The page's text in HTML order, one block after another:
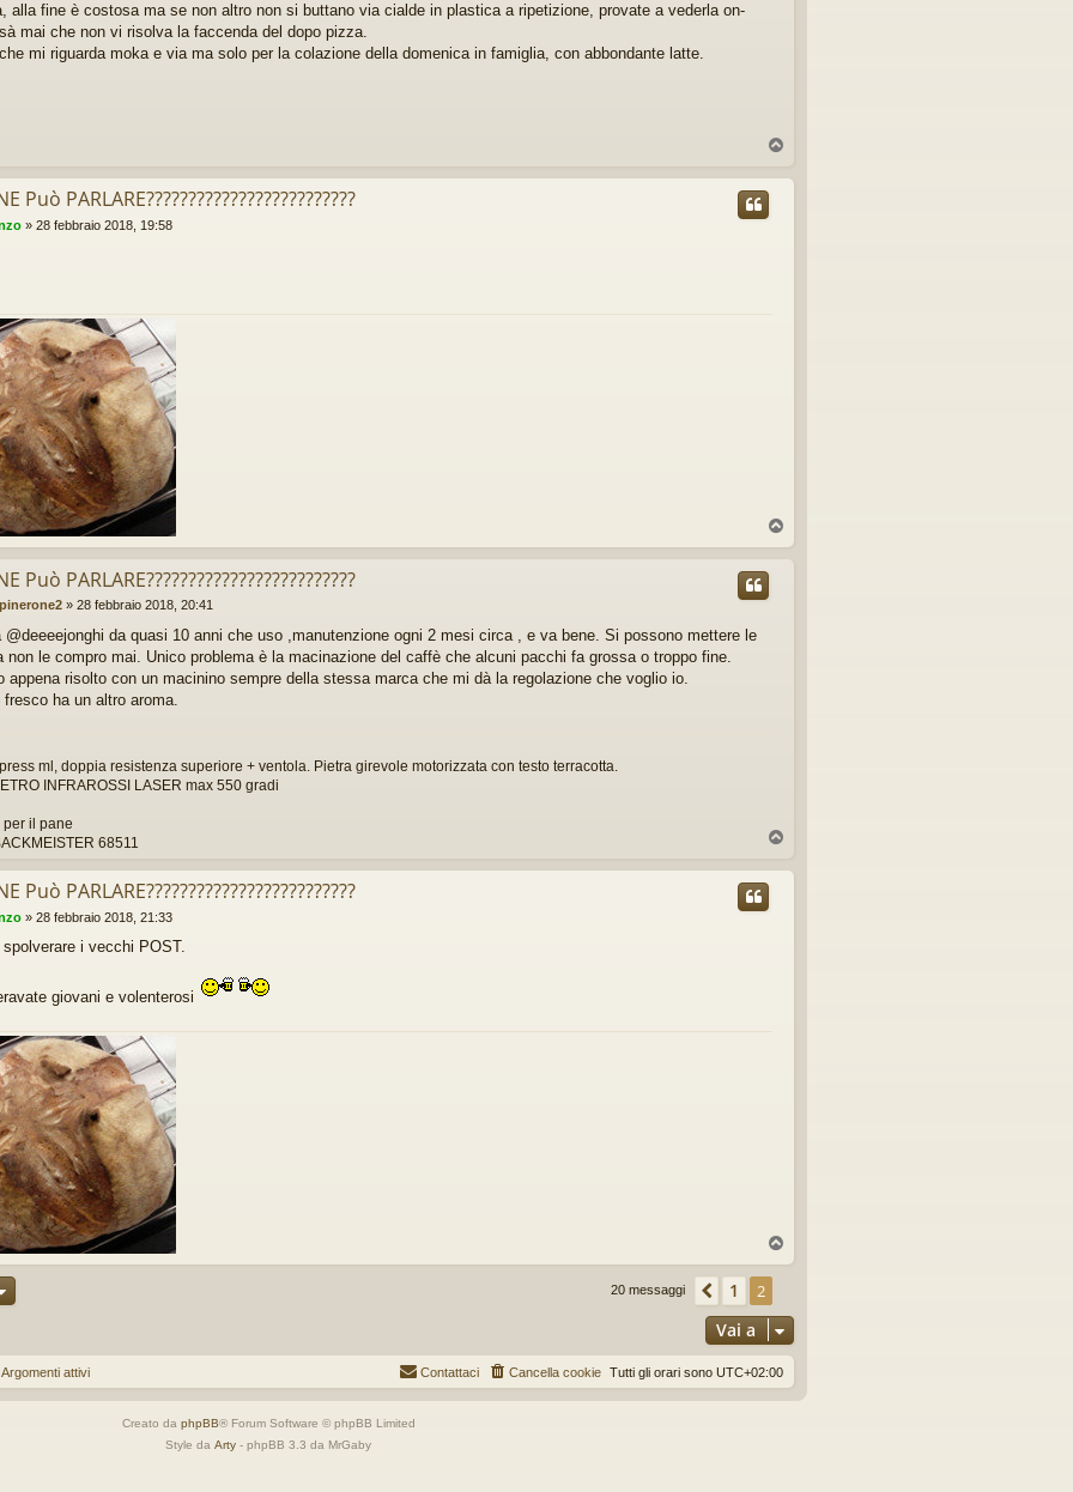
alla fine è costosa ma se non altro non si buttano via cialde in plastica a ripetizione, provate a vederla on-
mai che non vi risolva la faccenda del dopo pizza.
mi riguarda moka e via ma solo per la colazione della domenica in famiglia, con abbondante latte.
p
Può PARLARE?????????????????????????
» 28 febbraio 2018, 19:58
o
p
Può PARLARE?????????????????????????
» 28 febbraio 2018, 20:41
@deeeejonghi da quasi 10 anni che uso ,manutenzione ogni 2 mesi circa , e va bene. Si possono mettere le
non le compro mai. Unico problema è la macinazione del caffè che alcuni pacchi fa grossa o troppo fine.
appena risolto con un macinino sempre della stessa marca che mi dà la regolazione che voglio io.
ha un altro aroma.
ml, doppia resistenza superiore + ventola. Pietra girevole motorizzata con testo terracotta.
INFRAROSSI LASER max 550 gradi
per il pane
68511
p
Può PARLARE?????????????????????????
» 28 febbraio 2018, 21:33
i vecchi POST.
giovani e volenterosi
o
20 messaggi Precedente
1 2
Vai a
attivi Tutti gli orari sono UTC+02:00
Cancella cookie
Contattaci
Creato da phpBB® Forum Software © phpBB Limited
Style da Arty - phpBB 3.3 da MrGaby